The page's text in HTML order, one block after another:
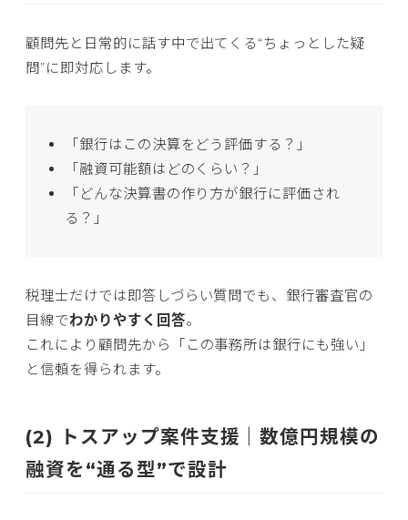
顧問先と日常的に話す中で出てくる“ちょっとした疑
問”に即対応します。
「銀行はこの決算をどう評価する？」
「融資可能額はどのくらい？」
「どんな決算書の作り方が銀行に評価され
る？」
税理士だけでは即答しづらい質問でも、銀行審査官の
目線でわかりやすく回答。
これにより顧問先から「この事務所は銀行にも強い」
と信頼を得られます。
(2) トスアップ案件支援｜数億円規模の
融資を“通る型”で設計